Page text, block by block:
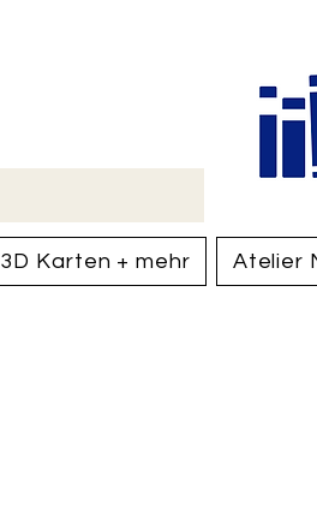
3D Karten + mehr Atelier